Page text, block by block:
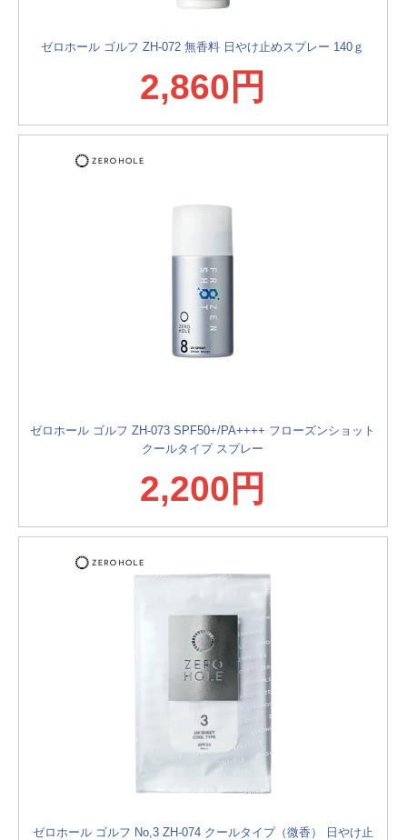
ゼロホール ゴルフ ZH-072 無香料 日やけ止めスプレー 140ｇ
2,860円
ゼロホール ゴルフ ZH-073 SPF50+/PA++++ フローズンショット
クールタイプ スプレー
2,200円
ゼロホール ゴルフ No,3 ZH-074 クールタイプ（微香） 日やけ止